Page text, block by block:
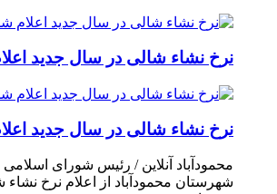
نرخ نشاء شالی در سال جدید
نرخ نشاء شالی در سال جدید
محمودآباد آنلاین / رئیس شورای